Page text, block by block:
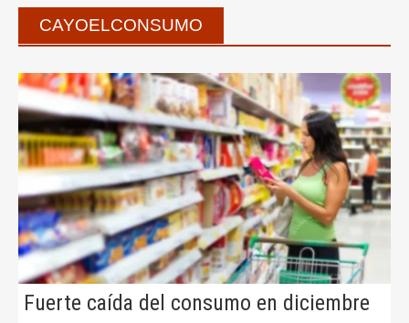
CAYOELCONSUMO
Fuerte caída del consumo en diciembre